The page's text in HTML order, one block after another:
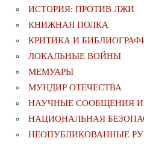
ИСТОРИЯ: ПРОТИВ ЛЖИ
КНИЖНАЯ ПОЛКА
КРИТИКА И
ЛОКАЛЬНЫЕ ВОЙНЫ
МЕМУАРЫ
МУНДИР ОТЕЧЕСТВА
НАУЧНЫЕ СООБЩЕНИЯ
НАЦИОНАЛЬНАЯ
НЕОПУБЛИКОВАННЫЕ